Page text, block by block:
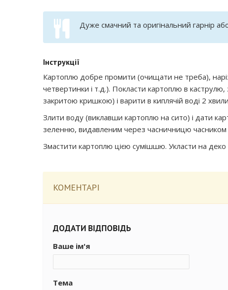
Дуже смачний та оригінальний гарнір
Інструкції
Картоплю добре промити (очищати не треба),
четвертинки і т.д.). Покласти картоплю в
закритою кришкою) і варити в киплячій воді 2
Злити воду (виклавши картоплю на сито) і дати
зеленню, видавленим через часничницю часником
Змастити картоплю цією сумішшю. Укласти на деко
КОМЕНТАРІ
ДОДАТИ ВІДПОВІДЬ
Ваше ім'я
Тема